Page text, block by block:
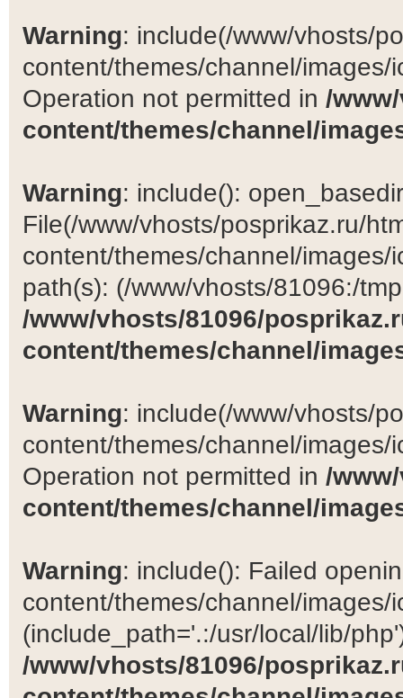
Warning: include(/www/vhosts/
content/themes/channel/
Operation not permitted in /
content/themes/channel/
Warning: include():
File(/www/vhosts/posprikaz.ru/
content/themes/channel/
path(s): (/www/vhosts/81096:/
/www/vhosts/81096/
content/themes/channel/
Warning: include(/www/vhosts/
content/themes/channel/
Operation not permitted in /
content/themes/channel/
Warning: include(): Failed
content/themes/channel/images/
(include_path='.:/usr/local/lib/
/www/vhosts/81096/